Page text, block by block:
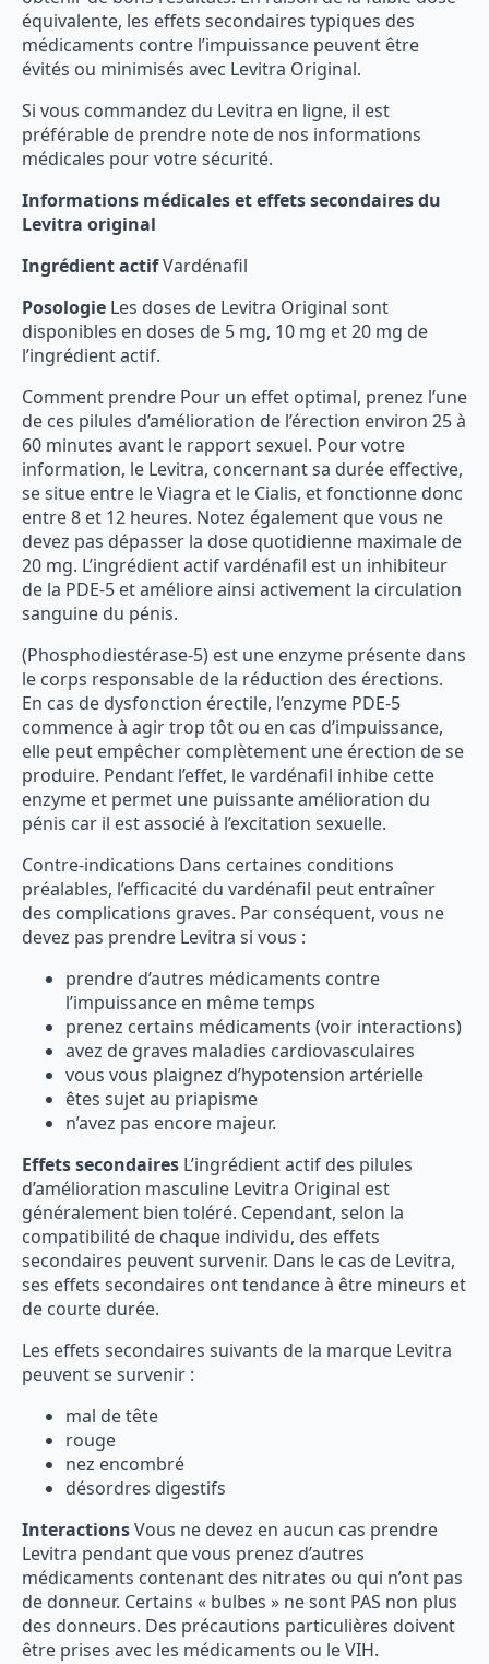
équivalente, les effets secondaires typiques des
médicaments contre l’impuissance peuvent être
évités ou minimisés avec Levitra Original.
Si vous commandez du Levitra en ligne, il est
préférable de prendre note de nos informations
médicales pour votre sécurité.
Informations médicales et effets secondaires du
Levitra original
Ingrédient actifVardénafil
Posologie Les doses de Levitra Original sont
disponibles en doses de 5 mg, 10 mg et 20 mg de
l’ingrédient actif.
Comment prendre Pour un effet optimal, prenez l’une
de ces pilules d’amélioration de l’érection environ 25 à
60 minutes avant le rapport sexuel. Pour votre
information, le Levitra, concernant sa durée effective,
se situe entre le Viagra et le Cialis, et fonctionne donc
entre 8 et 12 heures. Notez également que vous ne
devez pas dépasser la dose quotidienne maximale de
20 mg. L’ingrédient actif vardénafil est un inhibiteur
de la PDE-5 et améliore ainsi activement la circulation
sanguine du pénis.
(Phosphodiestérase-5) est une enzyme présente dans
le corps responsable de la réduction des érections.
En cas de dysfonction érectile, l’enzyme PDE-5
commence à agir trop tôt ou en cas d’impuissance,
elle peut empêcher complètement une érection de se
produire. Pendant l’effet, le vardénafil inhibe cette
enzyme et permet une puissante amélioration du
pénis car il est associé à l’excitation sexuelle.
Contre-indications Dans certaines conditions
préalables, l’efficacité du vardénafil peut entraîner
des complications graves. Par conséquent, vous ne
devez pas prendre Levitra si vous :
prendre d’autres médicaments contre
l’impuissance en même temps
prenez certains médicaments (voir interactions)
avez de graves maladies cardiovasculaires
vous vous plaignez d’hypotension artérielle
êtes sujet au priapisme
n’avez pas encore majeur.
Effets secondaires L’ingrédient actif des pilules
d’amélioration masculine Levitra Original est
généralement bien toléré. Cependant, selon la
compatibilité de chaque individu, des effets
secondaires peuvent survenir. Dans le cas de Levitra,
ses effets secondaires ont tendance à être mineurs et
de courte durée.
Les effets secondaires suivants de la marque Levitra
peuvent se survenir :
mal de tête
rouge
nez encombré
désordres digestifs
InteractionsVous ne devez en aucun cas prendre
Levitra pendant que vous prenez d’autres
médicaments contenant des nitrates ou qui n’ont pas
de donneur. Certains « bulbes » ne sont PAS non plus
des donneurs. Des précautions particulières doivent
être prises avec les médicaments ou le VIH.